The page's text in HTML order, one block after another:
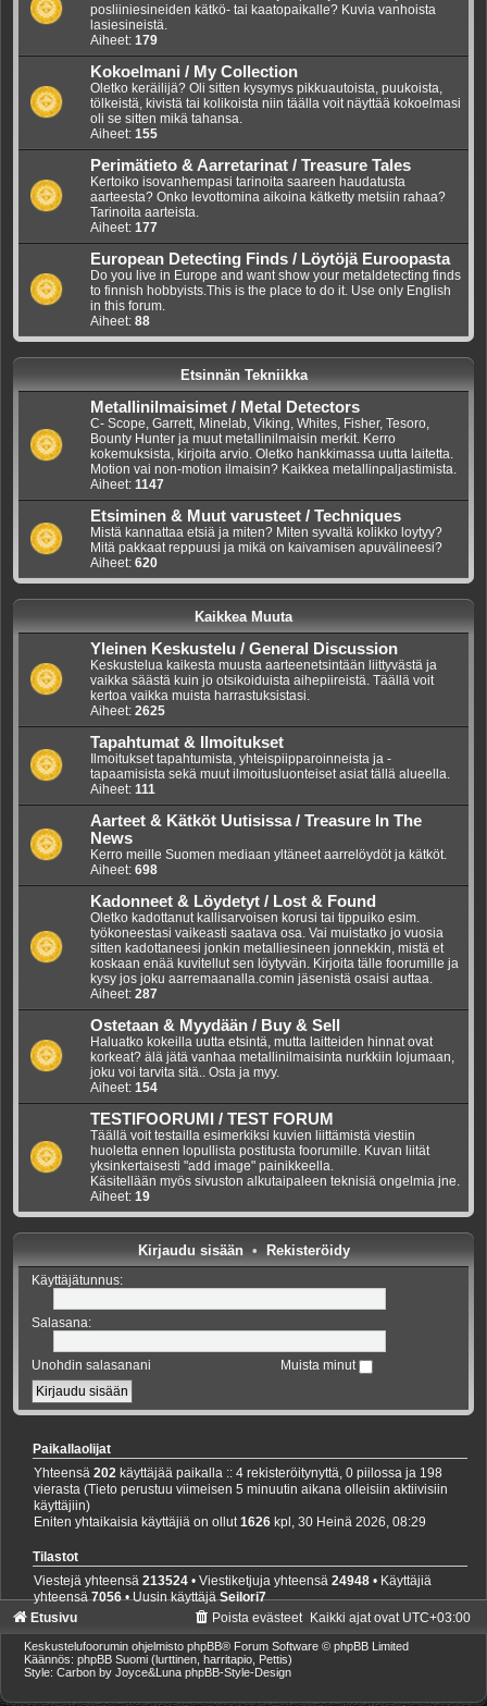
posliiniesineiden kätkö- tai kaatopaikalle? Kuvia vanhoista
lasiesineistä.
Aiheet: 179
Kokoelmani / My Collection
Oletko keräilijä? Oli sitten kysymys pikkuautoista, puukoista,
tölkeistä, kivistä tai kolikoista niin täälla voit näyttää kokoelmasi
oli se sitten mikä tahansa.
Aiheet: 155
Perimätieto & Aarretarinat / Treasure Tales
Kertoiko isovanhempasi tarinoita saareen haudatusta
aarteesta? Onko levottomina aikoina kätketty metsiin rahaa?
Tarinoita aarteista.
Aiheet: 177
European Detecting Finds / Löytöjä Euroopasta
Do you live in Europe and want show your metaldetecting finds
to finnish hobbyists.This is the place to do it. Use only English
in this forum.
Aiheet: 88
Etsinnän Tekniikka
Metallinilmaisimet / Metal Detectors
C- Scope, Garrett, Minelab, Viking, Whites, Fisher, Tesoro,
Bounty Hunter ja muut metallinilmaisin merkit. Kerro
kokemuksista, kirjoita arvio. Oletko hankkimassa uutta laitetta.
Motion vai non-motion ilmaisin? Kaikkea metallinpaljastimista.
Aiheet: 1147
Etsiminen & Muut varusteet / Techniques
Mistä kannattaa etsiä ja miten? Miten syvaltä kolikko loytyy?
Mitä pakkaat reppuusi ja mikä on kaivamisen apuvälineesi?
Aiheet: 620
Kaikkea Muuta
Yleinen Keskustelu / General Discussion
Keskustelua kaikesta muusta aarteenetsintään liittyvästä ja
vaikka säästä kuin jo otsikoiduista aihepiireistä. Täällä voit
kertoa vaikka muista harrastuksistasi.
Aiheet: 2625
Tapahtumat & Ilmoitukset
Ilmoitukset tapahtumista, yhteispiipparoinneista ja -
tapaamisista sekä muut ilmoitusluonteiset asiat tällä alueella.
Aiheet: 111
Aarteet & Kätköt Uutisissa / Treasure In The
News
Kerro meille Suomen mediaan yltäneet aarrelöydöt ja kätköt.
Aiheet: 698
Kadonneet & Löydetyt / Lost & Found
Oletko kadottanut kallisarvoisen korusi tai tippuiko esim.
työkoneestasi vaikeasti saatava osa. Vai muistatko jo vuosia
sitten kadottaneesi jonkin metalliesineen jonnekkin, mistä et
koskaan enää kuvitellut sen löytyvän. Kirjoita tälle foorumille ja
kysy jos joku aarremaanalla.comin jäsenistä osaisi auttaa.
Aiheet: 287
Ostetaan & Myydään / Buy & Sell
Haluatko kokeilla uutta etsintä, mutta laitteiden hinnat ovat
korkeat? älä jätä vanhaa metallinilmaisinta nurkkiin lojumaan,
joku voi tarvita sitä.. Osta ja myy.
Aiheet: 154
TESTIFOORUMI / TEST FORUM
Täällä voit testailla esimerkiksi kuvien liittämistä viestiin
huoletta ennen lopullista postitusta foorumille. Kuvan liität
yksinkertaisesti "add image" painikkeella.
Käsitellään myös sivuston alkutaipaleen teknisiä ongelmia jne.
Aiheet: 19
Kirjaudu sisään• Rekisteröidy
Käyttäjätunnus:
Salasana:
Unohdin salasanani Muista minut
Paikallaolijat
Yhteensä202 käyttäjää paikalla :: 4 rekisteröitynyttä, 0 piilossa ja 198
vierasta (Tieto perustuu viimeisen 5 minuutin aikana olleisiin aktiivisiin
käyttäjiin)
Eniten yhtaikaisia käyttäjiä on ollut1626 kpl, 30 Heinä 2026, 08:29
Tilastot
Viestejä yhteensä213524 • Viestiketjuja yhteensä24948 • Käyttäjiä
yhteensä7056• Uusin käyttäjäSeilori7
Etusivu
Kaikki ajat ovat UTC+03:00
Poista evästeet
Keskustelufoorumin ohjelmisto phpBB® Forum Software © phpBB Limited
Käännös: phpBB Suomi (lurttinen, harritapio, Pettis)
Style: Carbon by Joyce&Luna phpBB-Style-Design